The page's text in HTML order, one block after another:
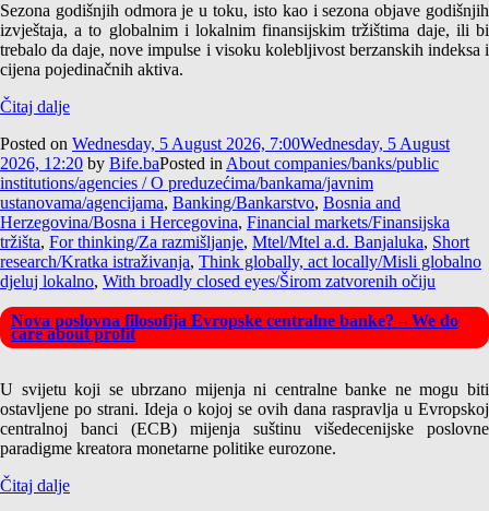
Sezona godišnjih odmora je u toku, isto kao i sezona objave godišnjih
izvještaja, a to globalnim i lokalnim finansijskim tržištima daje, ili bi
trebalo da daje, nove impulse i visoku kolebljivost berzanskih indeksa i
cijena pojedinačnih aktiva.
Čitaj dalje
Posted on Wednesday, 5 August 2026, 7:00Wednesday, 5 August
2026, 12:20 by Bife.baPosted inAbout companies/banks/public
institutions/agencies / O preduzećima/bankama/javnim
ustanovama/agencijama, Banking/Bankarstvo, Bosnia and
Herzegovina/Bosna i Hercegovina, Financial markets/Finansijska
tržišta, For thinking/Za razmišljanje, Mtel/Mtel a.d. Banjaluka, Short
research/Kratka istraživanja, Think globally, act locally/Misli globalno
djeluj lokalno, With broadly closed eyes/Širom zatvorenih očiju
Nova poslovna filosofija Evropske centralne banke? – We do
care about profit
U svijetu koji se ubrzano mijenja ni centralne banke ne mogu biti
ostavljene po strani. Ideja o kojoj se ovih dana raspravlja u Evropskoj
centralnoj banci (ECB) mijenja suštinu višedecenijske poslovne
paradigme kreatora monetarne politike eurozone.
Čitaj dalje